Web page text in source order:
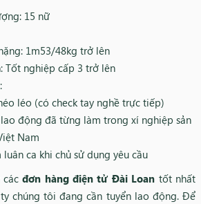
15 nữ
1m53/48kg trở lên
Tốt nghiệp cấp 3 trở lên
léo (có check tay nghề trực tiếp)
động đã từng làm trong xí nghiệp sản
Nam
luân ca khi chủ sử dụng yêu cầu
cácđơn hàng điện tử Đài Loan tốt nhất
chúng tôi đang cần tuyển lao động. Để